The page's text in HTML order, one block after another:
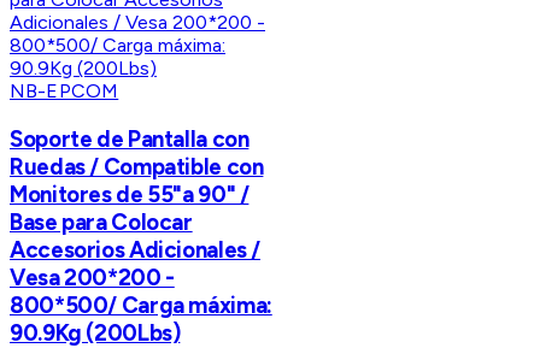
NB-EPCOM
Soporte de Pantalla con
Ruedas / Compatible con
Monitores de 55"a 90" /
Base para Colocar
Accesorios Adicionales /
Vesa 200*200 -
800*500/ Carga máxima:
90.9Kg (200Lbs)